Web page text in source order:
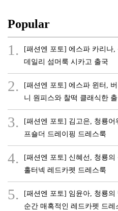
Popular
1.
[패션엔 포토] 에스파 카리나
데일리 섬머룩 시카고 출국
2.
[패션엔 포토] 에스파 윈터,
니 원피스와 찰떡 클래식한
3.
[패션엔 포토] 김고은, 청룡
프숄더 드레이핑 드레스룩
4.
[패션엔 포토] 신혜선, 청룡
홀터넥 레드카펫 드레스룩
5.
[패션엔 포토] 임윤아, 청룡
순간 매혹적인 레드카펫 드레